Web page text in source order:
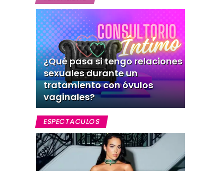
¿Qué pasa si tengo relaciones
sexuales durante un
tratamiento con óvulos
vaginales?
ESPECTACULOS